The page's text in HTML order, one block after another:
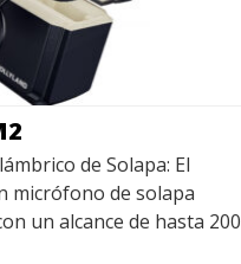
de Solapa: El
micrófono de solapa
un alcance de hasta 200